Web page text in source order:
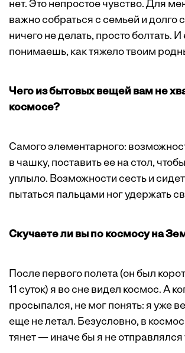
нет. Это непростое чувство. Для
важно собраться с семьей и долго
ничего не делать, просто болтать.
понимаешь, как тяжело твоим
Чего из бытовых вещей вам не
космосе?
Самого элементарного:
в чашку, поставить ее на стол,
уплыло. Возможности сесть и
пытаться пальцами ног удержать
Скучаете ли вы по космосу на
После первого полета (он был
11 суток) я во сне видел космос. А
просыпался, не мог понять: я уже
еще не летал. Безусловно, в
тянет — иначе бы я не отправлялся